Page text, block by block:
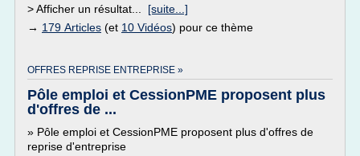
> Afficher un résultat... [suite...]
→ 179 Articles (et 10 Vidéos) pour ce thème
OFFRES REPRISE ENTREPRISE »
Pôle emploi et CessionPME proposent plus
d'offres de ...
» Pôle emploi et CessionPME proposent plus d'offres de
reprise d'entreprise